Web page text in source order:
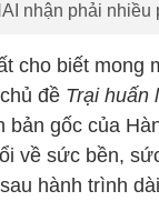
nhận phải nhiều
cho biết mong
đề Trại huấn
gốc của
về sức bền,
hành trình